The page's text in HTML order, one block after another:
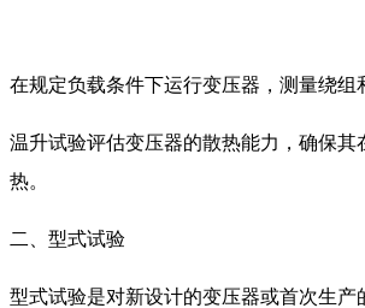
在规定负载条件下运行变压器，测量绕组
温升试验评估变压器的散热能力，确保其
热。
二、型式试验
型式试验是对新设计的变压器或首次生产